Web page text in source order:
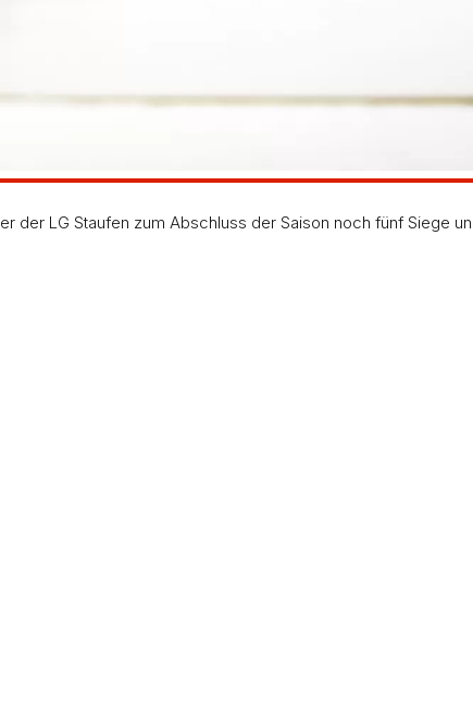
der LG Staufen zum Abschluss der Saison noch fünf Siege